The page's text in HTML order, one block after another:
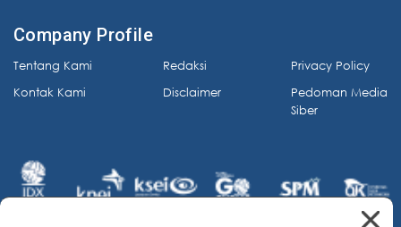
Company Profile
Tentang Kami
Kontak Kami
Redaksi
Disclaimer
Privacy Policy
Pedoman Media
Siber